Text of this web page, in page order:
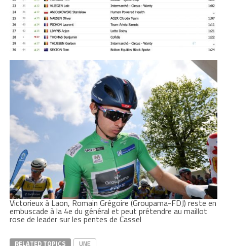
Victorieux à Laon, Romain Grégoire (Groupama-FDJ) reste en
embuscade à la 4e du général et peut prétendre au maillot
rose de leader sur les pentes de Cassel
RELATED TOPICS UNE